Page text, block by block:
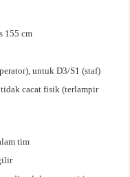
155 cm
untuk D3/S1 (staf)
tidak cacat fisik (terlampir
tim